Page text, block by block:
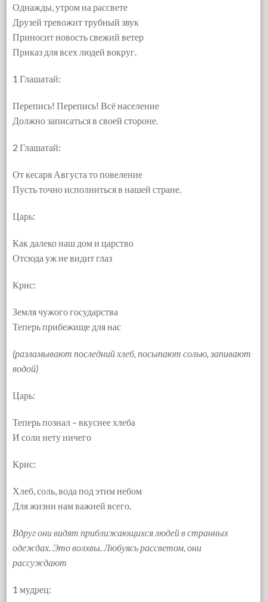
Однажды, утром на рассвете
Друзей тревожит трубный звук
Приносит новость свежий ветер
Приказ для всех людей вокруг.
1 Глашатай:
Перепись! Перепись! Всё население
Должно записаться в своей стороне.
2 Глашатай:
От кесаря Августа то повеление
Пусть точно исполниться в нашей стране.
Царь:
Как далеко наш дом и царство
Отсюда уж не видит глаз
Крис:
Земля чужого государства
Теперь прибежище для нас
(разламывают последний хлеб, посыпают солью, запивают
водой)
Царь:
Теперь познал – вкуснее хлеба
И соли нету ничего
Крис:
Хлеб, соль, вода под этим небом
Для жизни нам важней всего.
Вдруг они видят приближающихся людей в странных
одеждах. Это волхвы. Любуясь рассветом, они
рассуждают
1 мудрец: